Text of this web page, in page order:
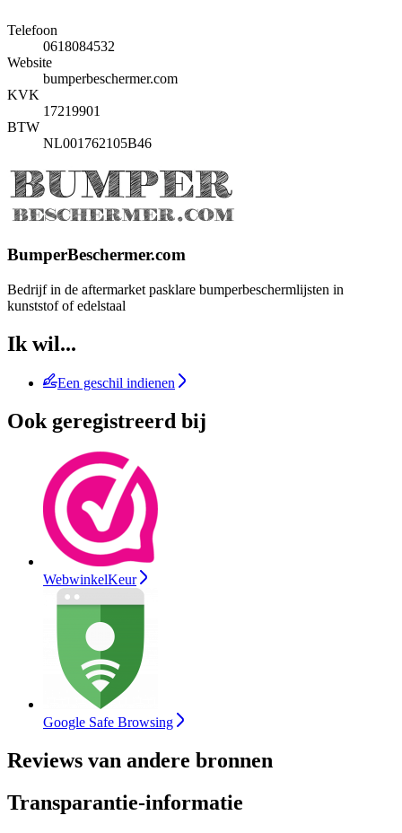
Telefoon
0618084532
Website
bumperbeschermer.com
KVK
17219901
BTW
NL001762105B46
BumperBeschermer.com
Bedrijf in de aftermarket pasklare bumperbeschermlijsten in
kunststof of edelstaal
Ik wil...
Een geschil indienen
Ook geregistreerd bij
WebwinkelKeur
Google Safe Browsing
Reviews van andere bronnen
Transparantie-informatie